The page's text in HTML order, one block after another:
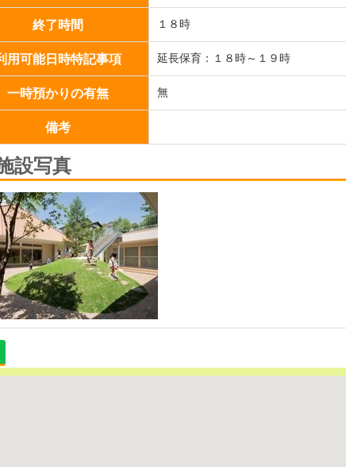
終了時間 １８時
用可能日時特記事項 延長保育：１８時～１９時
一時預かりの有無 無
備考
設写真